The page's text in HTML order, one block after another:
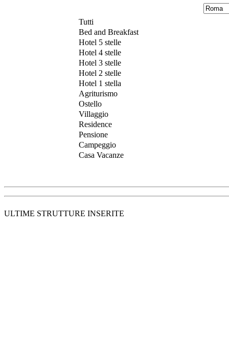
Tutti
Bed and Breakfast
Hotel 5 stelle
Hotel 4 stelle
Hotel 3 stelle
Hotel 2 stelle
Hotel 1 stella
Agriturismo
Ostello
Villaggio
Residence
Pensione
Campeggio
Casa Vacanze
ULTIME STRUTTURE INSERITE